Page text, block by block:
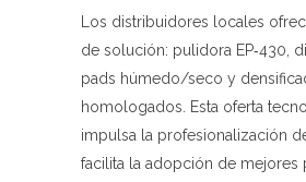
Los distribuidores locales
de solución: pulidora EP‑430,
pads húmedo/seco y
homologados. Esta oferta
impulsa la profesionalización
facilita la adopción de mejores